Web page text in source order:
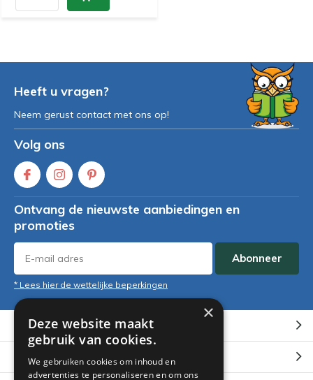
Heeft u vragen?
Neem gerust contact met ons op!
Volg ons
Ontvang de nieuwste aanbiedingen en
promoties
Abonneer
* Lees hier de wettelijke beperkingen
Klantenservice
Mijn account
×
Deze website maakt
gebruik van cookies.
We gebruiken cookies om inhoud en
advertenties te personaliseren en om ons